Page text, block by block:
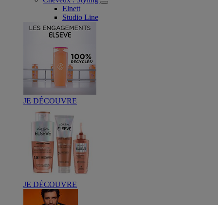
Elnett
Studio Line
JE DÉCOUVRE
JE DÉCOUVRE